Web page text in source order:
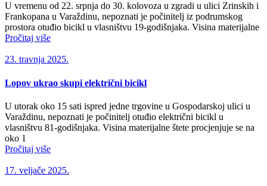
U vremenu od 22. srpnja do 30. kolovoza u zgradi u ulici Zrinskih i
Frankopana u Varaždinu, nepoznati je počinitelj iz podrumskog
prostora otuđio bicikl u vlasništvu 19-godišnjaka. Visina materijalne
Pročitaj više
23. travnja 2025.
Lopov ukrao skupi električni bicikl
U utorak oko 15 sati ispred jedne trgovine u Gospodarskoj ulici u
Varaždinu, nepoznati je počinitelj otuđio električni bicikl u
vlasništvu 81-godišnjaka. Visina materijalne štete procjenjuje se na
oko 1
Pročitaj više
17. veljače 2025.